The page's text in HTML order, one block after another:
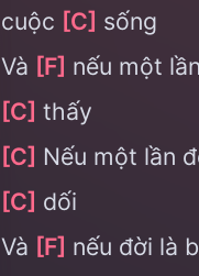
cuộc [C] sống
Và [F] nếu một
[C] thấy
[C] Nếu một lần
[C] dối
Và [F] nếu đời là